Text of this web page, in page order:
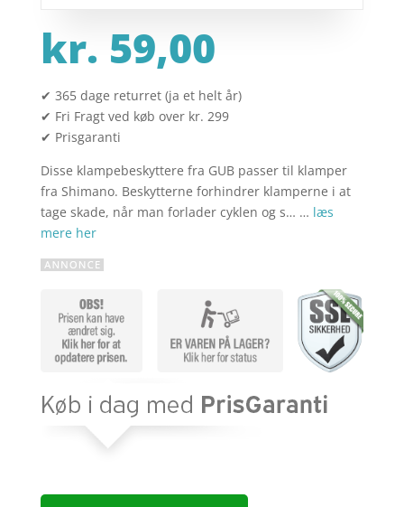
kr. 59,00
✔ 365 dage returret (ja et helt år)
✔ Fri Fragt ved køb over kr. 299
✔ Prisgaranti
Disse klampebeskyttere fra GUB passer til klamper
fra Shimano. Beskytterne forhindrer klamperne i at
tage skade, når man forlader cyklen og s… … læs
mere her